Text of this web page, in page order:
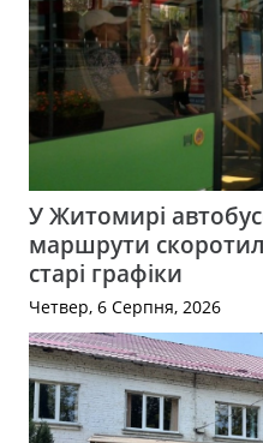
У Житомирі
маршрути
старі графіки
Четвер, 6 Серпня, 2026